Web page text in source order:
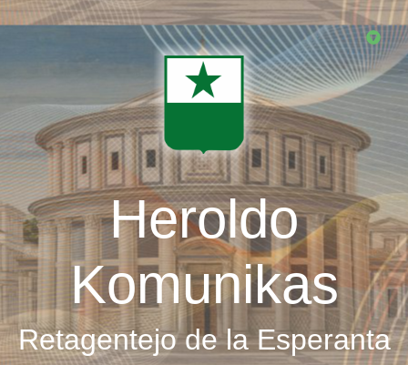
Skip
Heroldo
Komunikas
Retagentejo de la Esperanta